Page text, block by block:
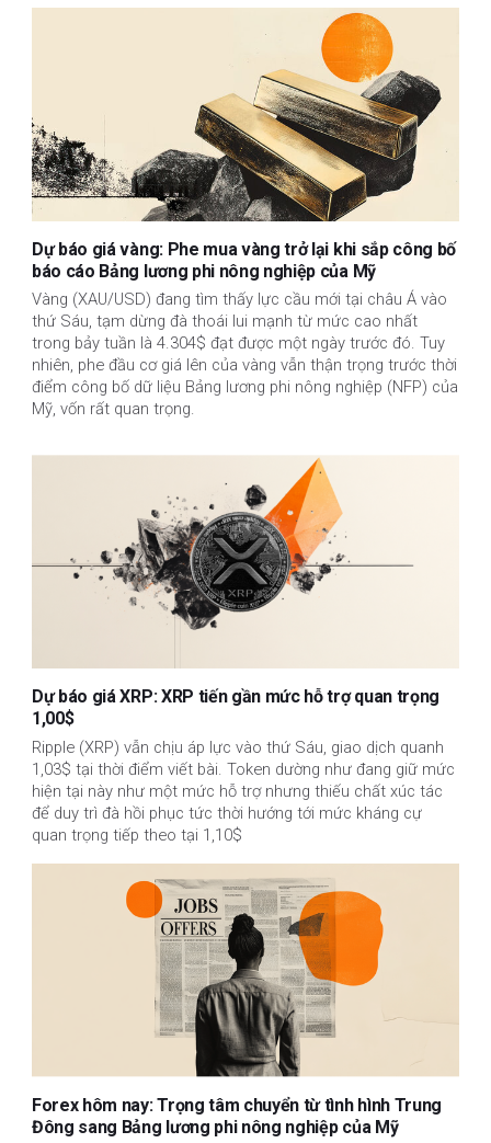
Dự báo giá vàng: Phe mua vàng trở lại khi sắp công bố
báo cáo Bảng lương phi nông nghiệp của Mỹ
Vàng (XAU/USD) đang tìm thấy lực cầu mới tại châu Á vào
thứ Sáu, tạm dừng đà thoái lui mạnh từ mức cao nhất
trong bảy tuần là 4.304$ đạt được một ngày trước đó. Tuy
nhiên, phe đầu cơ giá lên của vàng vẫn thận trọng trước thời
điểm công bố dữ liệu Bảng lương phi nông nghiệp (NFP) của
Mỹ, vốn rất quan trọng.
Dự báo giá XRP: XRP tiến gần mức hỗ trợ quan trọng
1,00$
Ripple (XRP) vẫn chịu áp lực vào thứ Sáu, giao dịch quanh
1,03$ tại thời điểm viết bài. Token dường như đang giữ mức
hiện tại này như một mức hỗ trợ nhưng thiếu chất xúc tác
để duy trì đà hồi phục tức thời hướng tới mức kháng cự
quan trọng tiếp theo tại 1,10$
Forex hôm nay: Trọng tâm chuyển từ tình hình Trung
Đông sang Bảng lương phi nông nghiệp của Mỹ